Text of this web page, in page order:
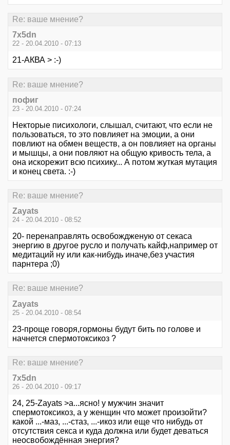
Re: ваше мнение?
7x5dn
22 - 20.04.2010 - 07:13
21-АКВА > :-)
Re: ваше мнение?
пофиг
23 - 20.04.2010 - 07:24
Некторые писихологи, слышал, считают, что если не
пользоваться, то это повлияет на эмоции, а они
повлиют на обмен веществ, а он повлияет на органы
и мышцы, а они повляют на общую кривость тела, а
она искорежит всю психику... А потом жуткая мутация
и конец света. :-)
Re: ваше мнение?
Zayats
24 - 20.04.2010 - 08:52
20- перенаправлять освобождженую от секаса
энергию в другое русло и получать кайф,например от
медитаций ну или как-нибудь иначе,без участия
парнтера ;0)
Re: ваше мнение?
Zayats
25 - 20.04.2010 - 08:54
23-проще говоря,гормоны будут бить по голове и
начнется спермотоксикоз ?
Re: ваше мнение?
7x5dn
26 - 20.04.2010 - 09:17
24, 25-Zayats >а...ясно! у мужчин значит
спермотоксикоз, а у женщин что может произойти?
какой ...-маз, ...-стаз, ...-икоз или еще что нибудь от
отсутствия секса и куда должна или будет деваться
неосвобождённая энергия?